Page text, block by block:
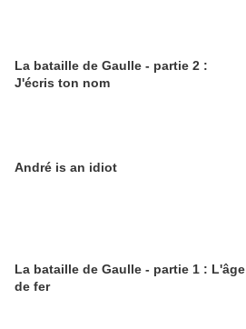
La bataille de Gaulle - partie 2 :
J'écris ton nom
André is an idiot
La bataille de Gaulle - partie 1 : L'âge
de fer